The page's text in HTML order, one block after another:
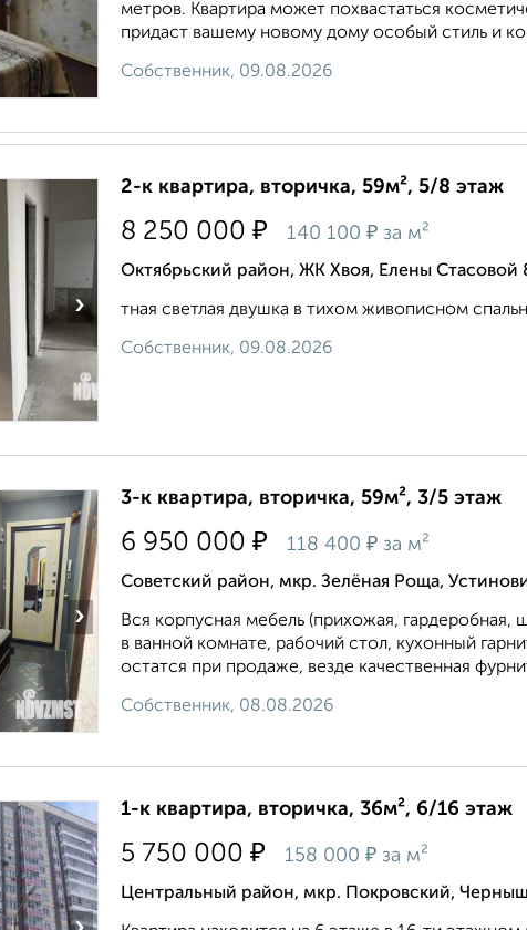
метров. Квартира может похвастаться
придаст вашему новому дому особый стиль и
Собственник, 09.08.2026
›
2-к квартира, вторичка, 59м², 5/8 этаж
8 250 000 ₽ 140 100 ₽ за м²
Октябрьский район, ЖК Хвоя, Елены Стасовой
тная светлая двушка в тихом живописном
Собственник, 09.08.2026
›
3-к квартира, вторичка, 59м², 3/5 этаж
6 950 000 ₽ 118 400 ₽ за м²
Советский район, мкр. Зелёная Роща,
Вся корпусная мебель (прихожая, гардеробная,
в ванной комнате, рабочий стол, кухонный
остатся при продаже, везде качественная
Собственник, 08.08.2026
1-к квартира, вторичка, 36м², 6/16 этаж
5 750 000 ₽ 158 000 ₽ за м²
Центральный район, мкр. Покровский,